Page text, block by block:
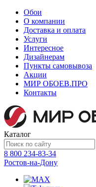
Обои
О компании
Доставка и оплата
Услуги
Интересное
Дизайнерам
Пункты самовывоза
Акции
МИР ОБОЕВ.ПРО
Контакты
Каталог
8 800 234-83-34
Ростов-на-Дону